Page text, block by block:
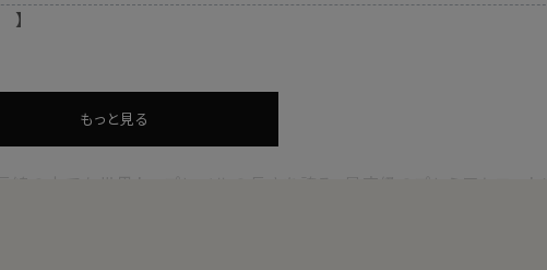
もっと見る